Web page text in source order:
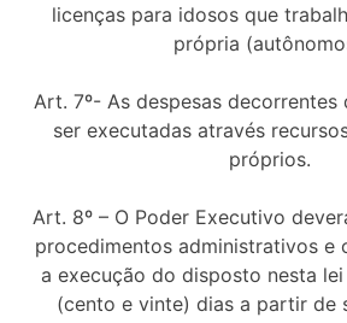
licenças para idosos que
própria
Art. 7º- As despesas decorrentes
ser executadas através
próprios.
Art. 8º – O Poder Executivo
procedimentos administrativos e
a execução do disposto nesta
(cento e vinte) dias a partir de